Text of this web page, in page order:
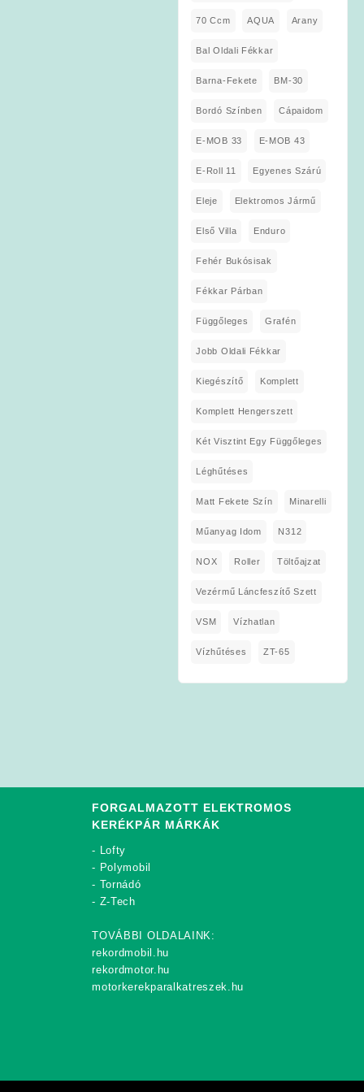
70 Ccm AQUA Arany
Bal Oldali Fékkar
Barna-Fekete BM-30
Bordó Színben Cápaidom
E-MOB 33 E-MOB 43
E-Roll 11 Egyenes Szárú
Eleje Elektromos Jármű
Első Villa Enduro
Fehér Bukósisak
Fékkar Párban
Függőleges Grafén
Jobb Oldali Fékkar
Kiegészítő Komplett
Komplett Hengerszett
Két Visztint Egy Függőleges
Léghűtéses
Matt Fekete Szín Minarelli
Műanyag Idom N312
NOX Roller Töltőajzat
Vezérmű Láncfeszítő Szett
VSM Vízhatlan
Vízhűtéses ZT-65
FORGALMAZOTT ELEKTROMOS
KERÉKPÁR MÁRKÁK
- Lofty
- Polymobil
- Tornádó
- Z-Tech
TOVÁBBI OLDALAINK:
rekordmobil.hu
rekordmotor.hu
motorkerekparalkatreszek.hu